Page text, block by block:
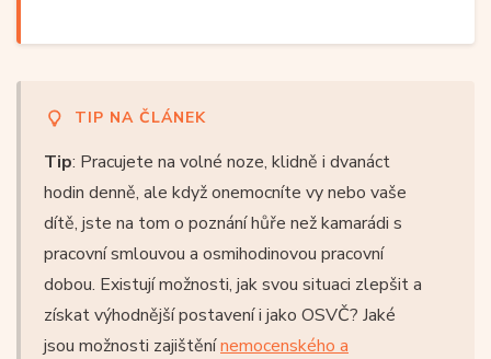
TIP NA ČLÁNEK
Tip: Pracujete na volné noze, klidně i dvanáct
hodin denně, ale když onemocníte vy nebo vaše
dítě, jste na tom o poznání hůře než kamarádi s
pracovní smlouvou a osmihodinovou pracovní
dobou. Existují možnosti, jak svou situaci zlepšit a
získat výhodnější postavení i jako OSVČ? Jaké
jsou možnosti zajištěnínemocenského a